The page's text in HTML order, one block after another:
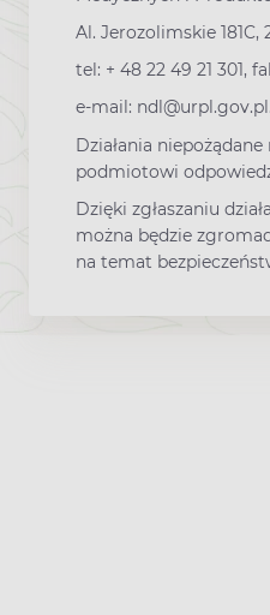
Al. Jerozolimskie 181C,
tel: + 48 22 49 21 301,
e-mail: ndl@urpl.gov.pl.
Działania niepożądane
podmiotowi
Dzięki zgłaszaniu
można będzie
na temat